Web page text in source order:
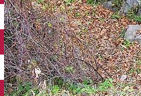
Închirieri auto
Închirieri de biciclete